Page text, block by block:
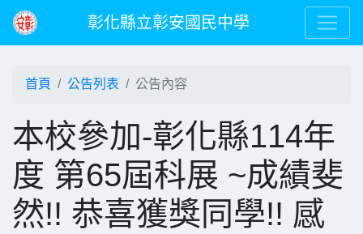
彰化縣立彰安國民中學
首頁 公告列表 公告內容
本校參加-彰化縣114年
度 第65屆科展 ~成績斐
然!! 恭喜獲獎同學!! 感